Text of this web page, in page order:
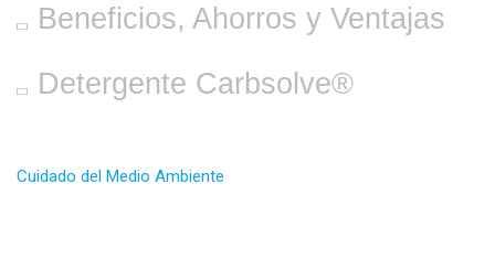
Beneficios, Ahorros y Ventajas
Detergente Carbsolve®
Cuidado del Medio Ambiente